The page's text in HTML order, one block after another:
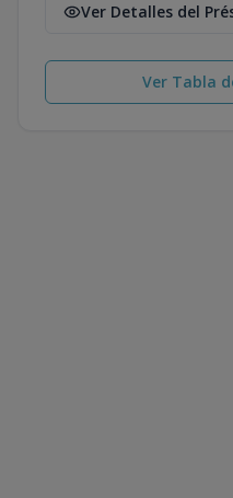
Ver Detalles del
Ver Tabla